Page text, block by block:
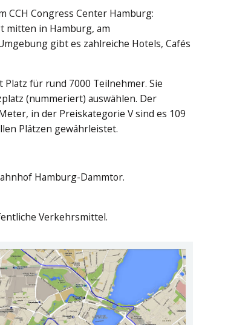
CCH Congress Center Hamburg:
mitten in Hamburg, am
gibt es zahlreiche Hotels, Cafés
für rund 7000 Teilnehmer. Sie
(nummeriert) auswählen. Der
in der Preiskategorie V sind es 109
Plätzen gewährleistet.
Hamburg-Dammtor.
Verkehrsmittel.